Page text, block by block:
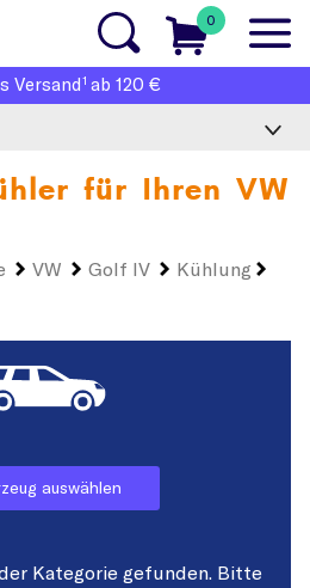
0
Versand1 ab 120 €
für Ihren VW
VW Golf IV
Kühlung
auswählen
Kategorie gefunden. Bitte